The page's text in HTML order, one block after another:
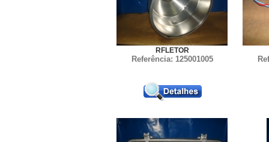
RFLETOR
Referência: 125001005